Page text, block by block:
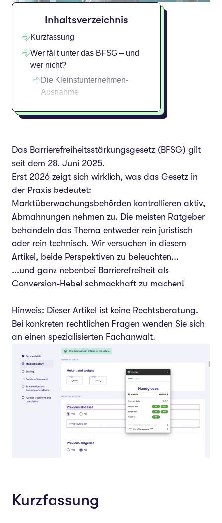
Inhaltsverzeichnis
Kurzfassung
Wer fällt unter das BFSG – und
wer nicht?
Die Kleinstunternehmen-
Ausnahme
die wenigsten schützt)
2.1 AA verständlich
1. Wahrnehmbar
2. Bedienbar
3. Verständlich
4. Robust
Der 10-Punkte-Schnellcheck
Bußgelder, Abmahnungen,
Durchsetzung 2026
Behördliche Kontrolle (MLBF)
Wettbewerbsrechtliche
Wer kann abmahnen?
Barrierefreiheit als Conversion-
Hebel
Website in 3 Schritten konform
machen
Schritt 1: Strukturierter Audit‍
Schritt 2: Priorisierung
Schritt 3: Umsetzung mit
Entwickler-Briefing
Ein Wort zu Overlay-Tools
Das Barrierefreiheitsstärkungsgesetz (BFSG) gilt
seit dem 28. Juni 2025.
Erst 2026 zeigt sich wirklich, was das Gesetz in
der Praxis bedeutet:
Marktüberwachungsbehörden kontrollieren aktiv,
Abmahnungen nehmen zu. Die meisten Ratgeber
behandeln das Thema entweder rein juristisch
oder rein technisch. Wir versuchen in diesem
Artikel, beide Perspektiven zu beleuchten...
...und ganz nebenbei Barrierefreiheit als
Conversion-Hebel schmackhaft zu machen!
Hinweis: Dieser Artikel ist keine Rechtsberatung.
Bei konkreten rechtlichen Fragen wenden Sie sich
an einen spezialisierten Fachanwalt.
Kurzfassung